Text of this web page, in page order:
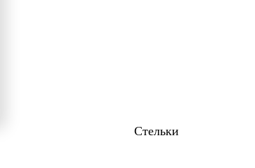
Стельки